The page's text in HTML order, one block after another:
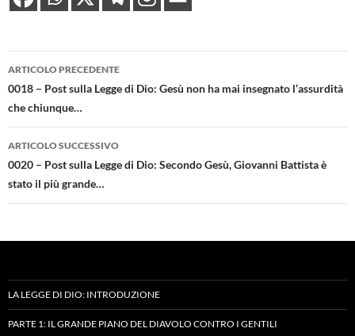
Navigazione
articolo
ARTICOLO PRECEDENTE
0018 – Post sulla Legge di Dio: Gesù non ha mai insegnato l’assurdità
che chiunque…
ARTICOLO SUCCESSIVO
0020 – Post sulla Legge di Dio: Secondo Gesù, Giovanni Battista è
stato il più grande…
LA LEGGE DI DIO: INTRODUZIONE
PARTE 1: IL GRANDE PIANO DEL DIAVOLO CONTRO I GENTILI